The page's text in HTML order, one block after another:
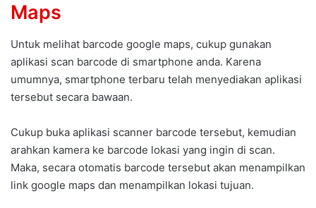
Maps
Untuk melihat barcode google maps, cukup gunakan
aplikasi scan barcode di smartphone anda. Karena
umumnya, smartphone terbaru telah menyediakan aplikasi
tersebut secara bawaan.
Cukup buka aplikasi scanner barcode tersebut, kemudian
arahkan kamera ke barcode lokasi yang ingin di scan.
Maka, secara otomatis barcode tersebut akan menampilkan
link google maps dan menampilkan lokasi tujuan.